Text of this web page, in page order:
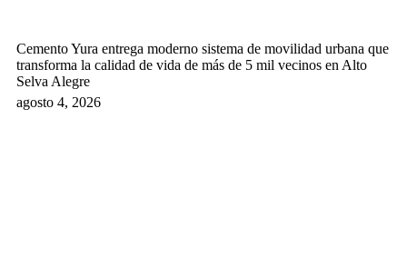
Cemento Yura entrega moderno sistema de movilidad urbana que
transforma la calidad de vida de más de 5 mil vecinos en Alto
Selva Alegre
agosto 4, 2026